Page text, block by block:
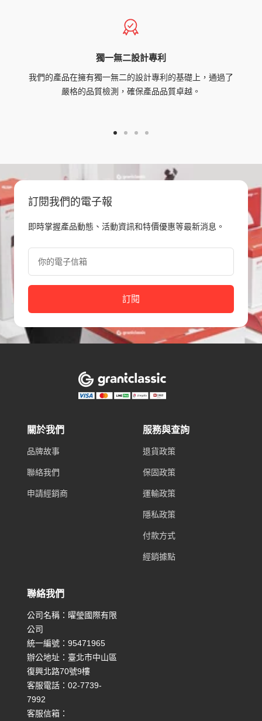
獨一無二設計專利
我們的產品在擁有獨一無二的設計專利的基礎上，通過了
嚴格的品質檢測，確保產品品質卓越。
1
2
3
4
訂閱我們的電子報
即時掌握產品動態、活動資訊和特價優惠等最新消息。
你的電子信箱
訂閱
關於我們
品牌故事
聯絡我們
申請經銷商
服務與查詢
退貨政策
保固政策
運輸政策
隱私政策
付款方式
經銷據點
聯絡我們
公司名稱：曜瑩國際有限
公司
統一編號：95471965
辦公地址：臺北市中山區
復興北路70號9樓
客服電話：02-7739-
7992
客服信箱：